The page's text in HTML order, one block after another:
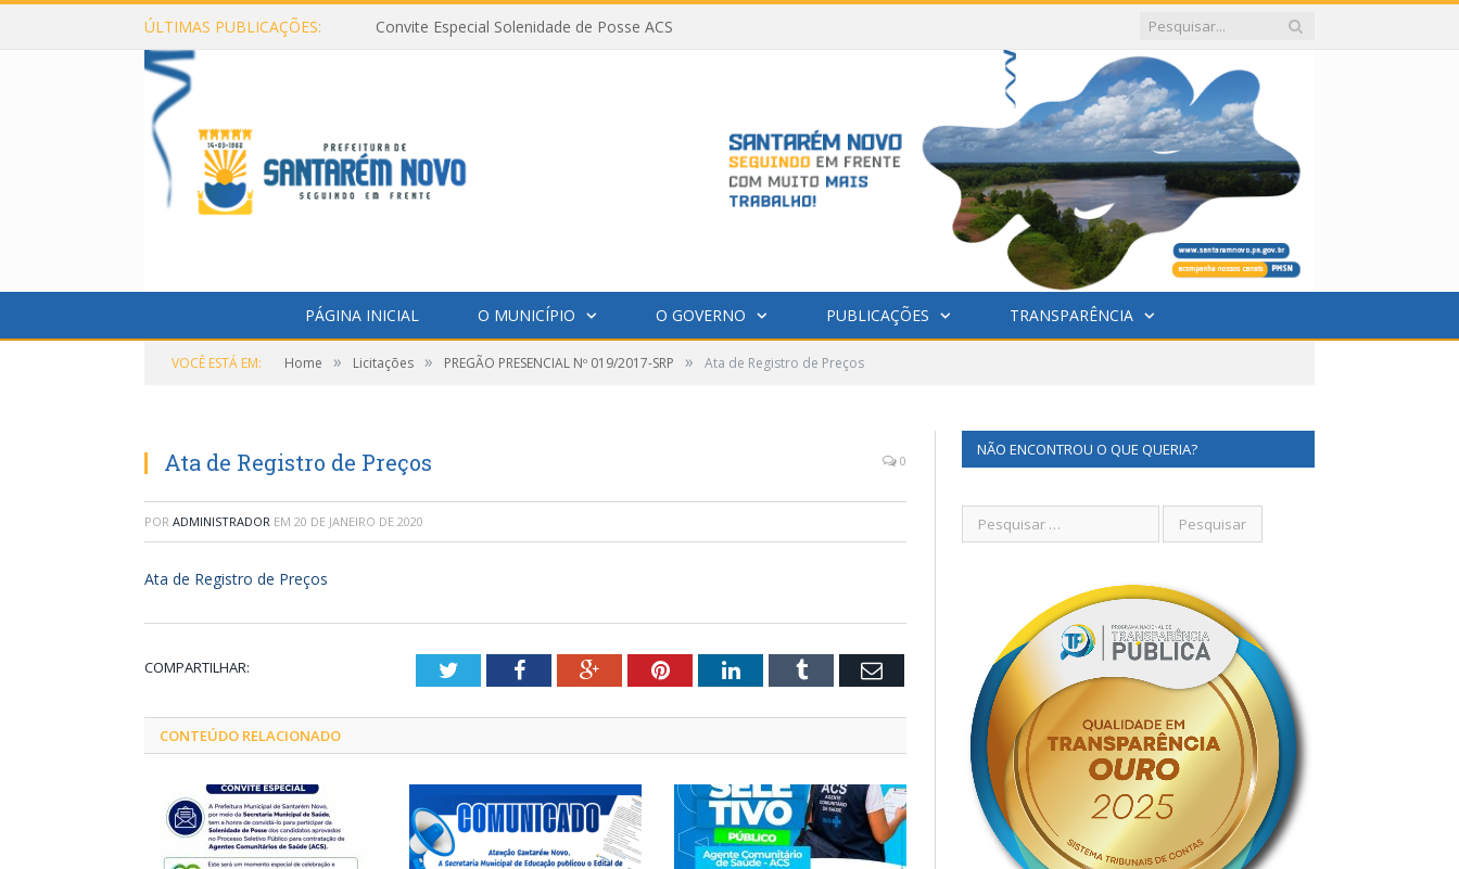
ÚLTIMAS PUBLICAÇÕES: Convite Especial Solenidade de Posse ACS
PÁGINA INICIAL O MUNICÍPIO O GOVERNO PUBLICAÇÕES TRANSPARÊNCIA
VOCÊ ESTÁ EM: Home » Licitações » PREGÃO PRESENCIAL Nº 019/2017-SRP » Ata de Registro de Preços
Ata de Registro de Preços 0
POR ADMINISTRADOR EM 20 DE JANEIRO DE 2020
Ata de Registro de Preços
COMPARTILHAR: TwitterFacebookGoogle+PinterestLinkedInTumblr Email
CONTEÚDO RELACIONADO
NÃO ENCONTROU O QUE QUERIA?